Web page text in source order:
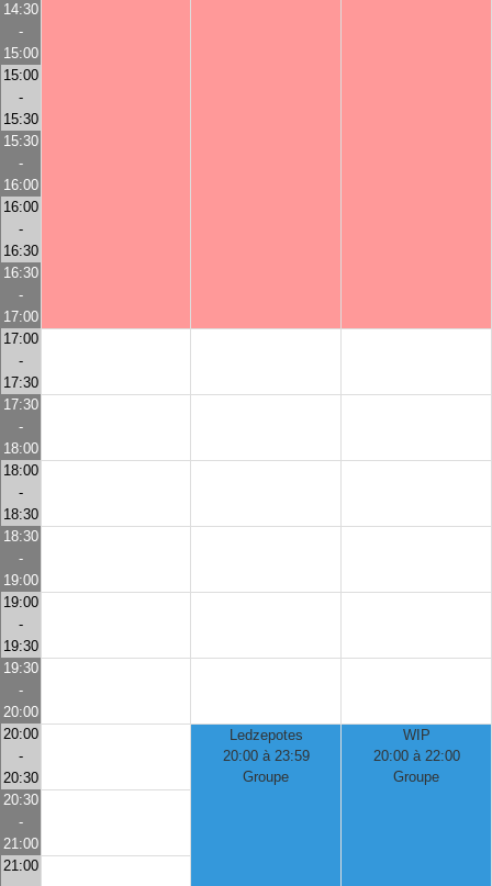
14:30
-
15:00
15:00
-
15:30
15:30
-
16:00
16:00
-
16:30
16:30
-
17:00
17:00
-
17:30
17:30
-
18:00
18:00
-
18:30
18:30
-
19:00
19:00
-
19:30
19:30
-
20:00
20:00
-
20:30
Ledzepotes
20:00 à 23:59
Groupe
WIP
20:00 à 22:00
Groupe
20:30
-
21:00
21:00